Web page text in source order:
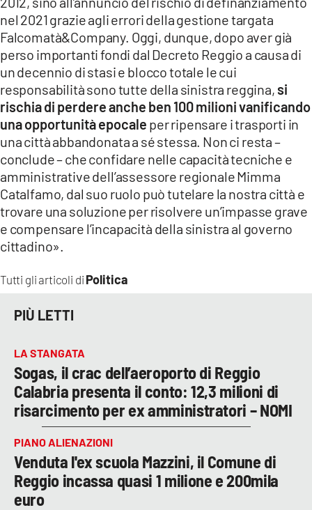
Tutti gli articoli di Politica
nel 2021 grazie agli errori della gestione targata
Falcomatà&Company. Oggi, dunque, dopo aver già
perso importanti fondi dal Decreto Reggio a causa di
un decennio di stasi e blocco totale le cui
responsabilità sono tutte della sinistra reggina, si
rischia di perdere anche ben 100 milioni vanificando
una opportunità epocale per ripensare i trasporti in
una città abbandonata a sé stessa. Non ci resta –
conclude – che confidare nelle capacità tecniche e
amministrative dell’assessore regionale Mimma
Catalfamo, dal suo ruolo può tutelare la nostra città e
trovare una soluzione per risolvere un’impasse grave
e compensare l’incapacità della sinistra al governo
cittadino».
PIÙ LETTI
LA STANGATA
Sogas, il crac dell’aeroporto di Reggio
Calabria presenta il conto: 12,3 milioni di
risarcimento per ex amministratori – NOMI
PIANO ALIENAZIONI
Venduta l'ex scuola Mazzini, il Comune di
Reggio incassa quasi 1 milione e 200mila
euro